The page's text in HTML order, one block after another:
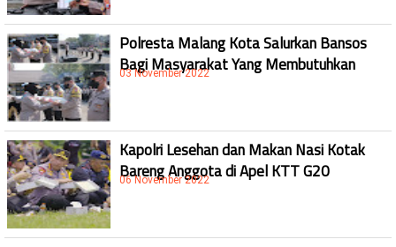
Polresta Malang Kota Salurkan Bansos
Bagi Masyarakat Yang Membutuhkan
03 November 2022
Kapolri Lesehan dan Makan Nasi Kotak
Bareng Anggota di Apel KTT G20
06 November 2022